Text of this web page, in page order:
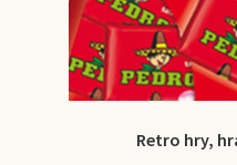
Retro hry,